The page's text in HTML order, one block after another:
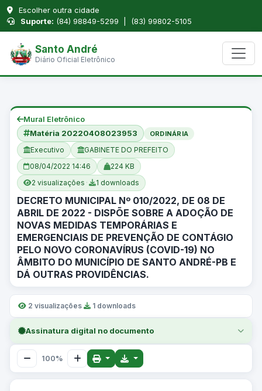
Escolher outra cidade
Suporte: (84) 98849-5299 | (83) 99802-5105
Santo André
Diário Oficial Eletrônico
Mural Eletrônico
Matéria 20220408023953
ORDINÁRIA
Executivo
GABINETE DO PREFEITO
08/04/2022 14:46
224 KB
2 visualizações · 1 downloads
DECRETO MUNICIPAL Nº 010/2022, DE 08 DE
ABRIL DE 2022 - DISPÕE SOBRE A ADOÇÃO DE
NOVAS MEDIDAS TEMPORÁRIAS E
EMERGENCIAIS DE PREVENÇÃO DE CONTÁGIO
PELO NOVO CORONAVÍRUS (COVID-19) NO
ÂMBITO DO MUNICÍPIO DE SANTO ANDRÉ-PB E
DÁ OUTRAS PROVIDÊNCIAS.
2 visualizações 1 downloads
Assinatura digital no documento
100%